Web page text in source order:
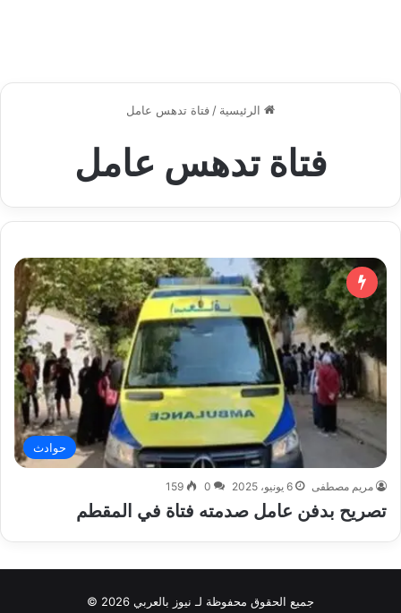
الرئيسية /فتاة تدهس عامل
فتاة تدهس عامل
حوادث
مريم مصطفى 6 يونيو، 2025 0
159
تصريح بدفن عامل صدمته فتاة في المقطم
جميع الحقوق محفوظة لـ نيوز بالعربي 2026 ©